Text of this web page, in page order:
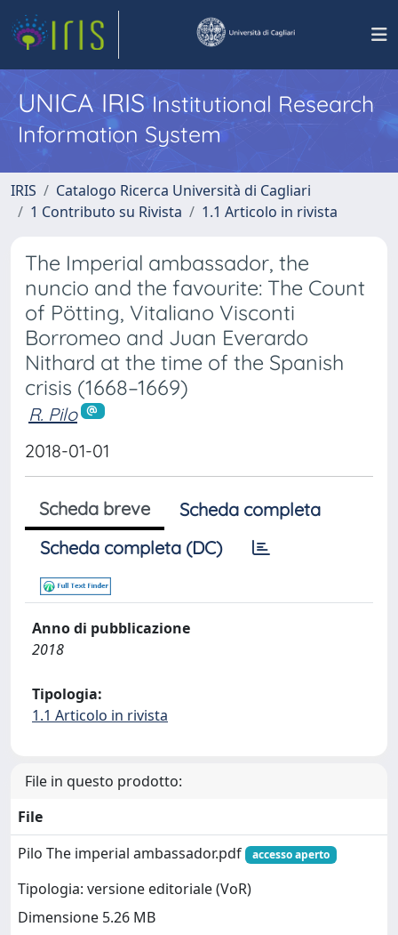
UNICA IRISInstitutional Research
Information System
IRIS
Catalogo Ricerca Università di Cagliari
1 Contributo su Rivista
1.1 Articolo in rivista
The Imperial ambassador, the
nuncio and the favourite: The Count
of Pötting, Vitaliano Visconti
Borromeo and Juan Everardo
Nithard at the time of the Spanish
crisis (1668–1669)
R. Pilo
2018-01-01
Scheda breve
Scheda completa
Scheda completa (DC)
Anno di pubblicazione
2018
Tipologia:
1.1 Articolo in rivista
File in questo prodotto:
File
Pilo The imperial ambassador.pdf
accesso aperto
Tipologia: versione editoriale (VoR)
Dimensione 5.26 MB